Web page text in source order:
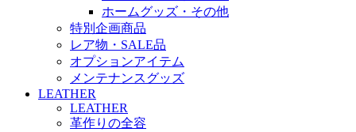
ホームグッズ・その他
特別企画商品
レア物・SALE品
オプションアイテム
メンテナンスグッズ
LEATHER
LEATHER
革作りの全容